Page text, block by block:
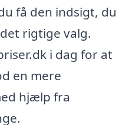
få den indsigt, du
rigtige valg.
i dag for at
en mere
hjælp fra